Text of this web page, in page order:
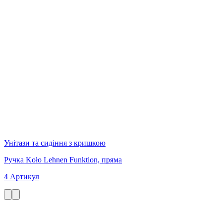
Унітази та сидіння з кришкою
Ручка Koło Lehnen Funktion, пряма
4 Артикул